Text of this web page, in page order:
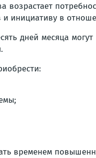
возрастает
инициативу в
дней месяца
временем